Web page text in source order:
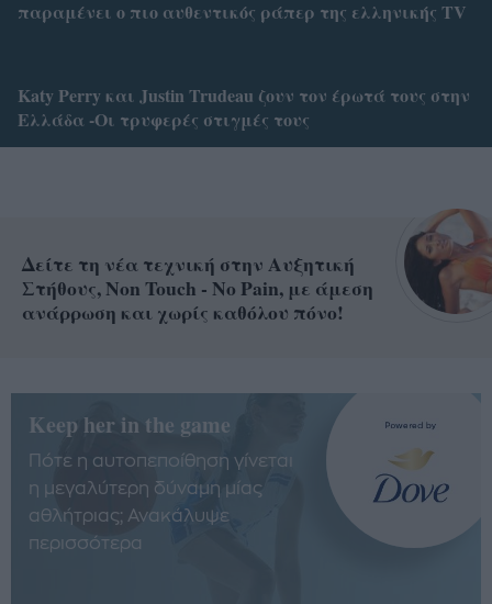
παραμένει ο πιο αυθεντικός ράπερ της ελληνικής TV
Katy Perry και Justin Trudeau ζουν τον έρωτά τους στην
Ελλάδα -Οι τρυφερές στιγμές τους
Δείτε τη νέα τεχνική στην Αυξητική
Στήθους, Non Touch - No Pain, με άμεση
ανάρρωση και χωρίς καθόλου πόνο!
Keep her in the game
Πότε η αυτοπεποίθηση γίνεται
η μεγαλύτερη δύναμη μίας
αθλήτριας; Ανακάλυψε
περισσότερα